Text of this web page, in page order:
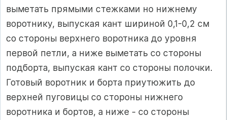
выметать прямыми стежками но нижнему
воротнику, выпуская кант шириной 0,1-0,2 см
со стороны верхнего воротника до уровня
первой петли, а ниже выметать со стороны
подборта, выпуская кант со стороны полочки.
Готовый воротник и борта приутюжить до
верхней пуговицы со стороны нижнего
воротника и бортов, а ниже - со стороны